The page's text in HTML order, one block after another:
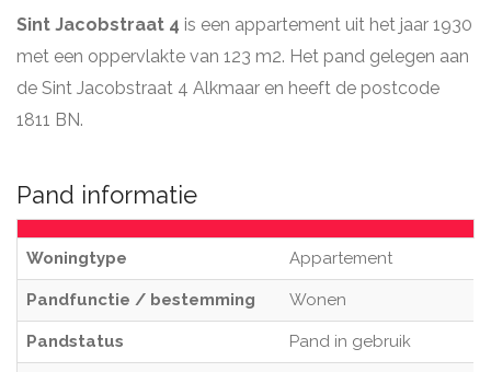
Sint Jacobstraat 4 is een appartement uit het jaar 1930
met een oppervlakte van 123 m2. Het pand gelegen aan
de Sint Jacobstraat 4 Alkmaar en heeft de postcode
1811 BN.
Pand informatie
Woningtype Appartement
Pandfunctie / bestemming Wonen
Pandstatus Pand in gebruik